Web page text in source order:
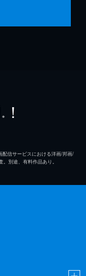
※ ！
信サービスにおける洋画/邦画/
別途、有料作品あり。